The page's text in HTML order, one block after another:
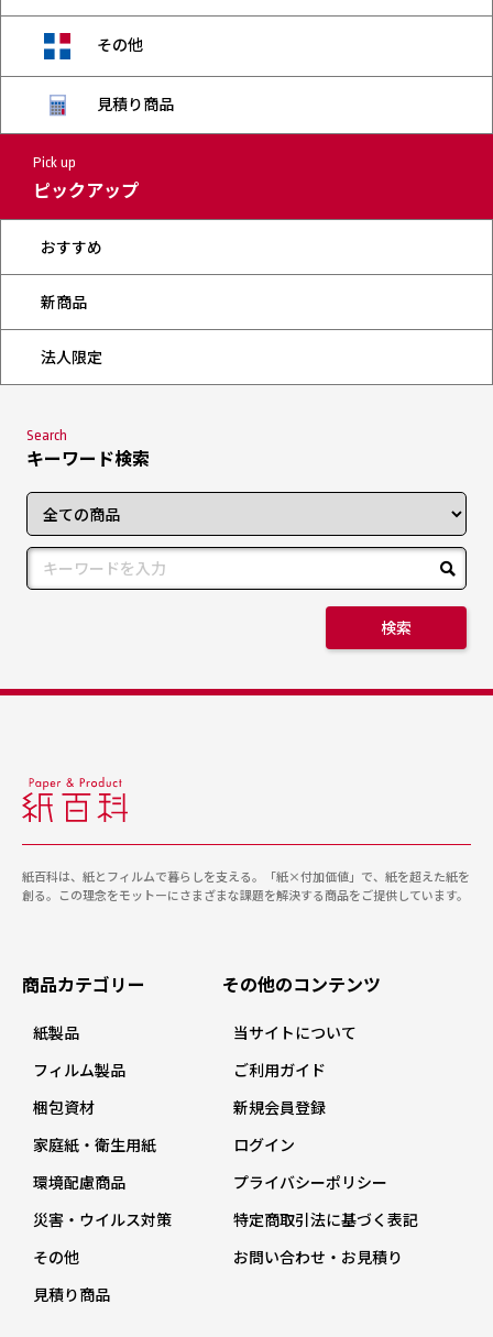
その他
見積り商品
Pick up
ピックアップ
おすすめ
新商品
法人限定
Search
キーワード検索
検索
紙百科は、紙とフィルムで暮らしを支える。「紙×付加価値」で、紙を超えた紙を
創る。この理念をモットーにさまざまな課題を解決する商品をご提供しています。
商品カテゴリー
紙製品
フィルム製品
梱包資材
家庭紙・衛生用紙
環境配慮商品
災害・ウイルス対策
その他
見積り商品
その他のコンテンツ
当サイトについて
ご利用ガイド
新規会員登録
ログイン
プライバシーポリシー
特定商取引法に基づく表記
お問い合わせ・お見積り